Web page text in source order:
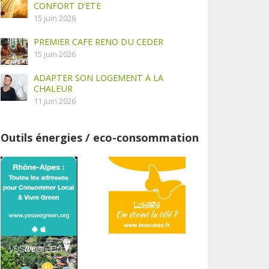
CONFORT D’ETE
15 juin 2026
PREMIER CAFE RENO DU CEDER
15 juin 2026
ADAPTER SON LOGEMENT A LA
CHALEUR
11 juin 2026
Outils énergies / eco-consommation